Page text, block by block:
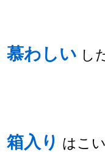
慕わしい し
箱入り はこ